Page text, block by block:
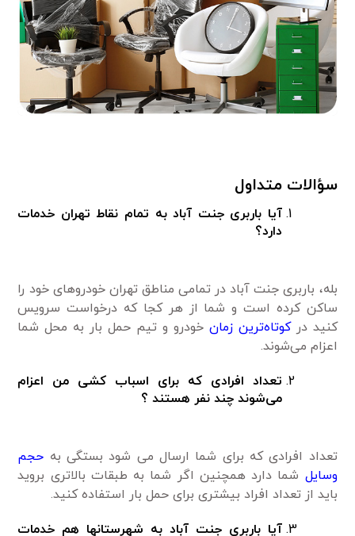
سؤالات متداول
آیا باربری جنت آباد به تمام نقاط تهران خدمات
دارد؟
بله، باربری جنت آباد در تمامی مناطق تهران خودروهای خود را
ساکن کرده است و شما از هر کجا که درخواست سرویس
کنید درکوتاه‌ترین زمان خودرو و تیم حمل بار به محل شما
اعزام می‌شوند.
تعداد افرادی که برای اسباب کشی من اعزام
می‌شوند چند نفر هستند ؟
تعداد افرادی که برای شما ارسال می شود بستگی به حجم
وسایل شما دارد همچنین اگر شما به طبقات بالاتری بروید
باید از تعداد افراد بیشتری برای حمل بار استفاده کنید.
آیا باربری جنت آباد به شهرستانها هم خدمات